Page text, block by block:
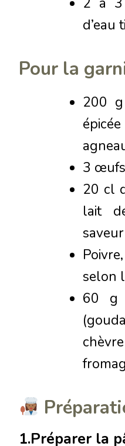
d’eau
Pour la
200 g
3 œufs
20 cl
lait
selon
60 g
1.Préparer la